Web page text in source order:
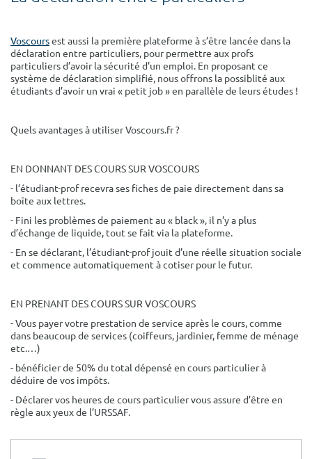
Voscoursest aussi la première plateforme à s’être lancée dans la
déclaration entre particuliers, pour permettre aux profs
particuliers d’avoir la sécurité d’un emploi. En proposant ce
système de déclaration simplifié, nous offrons la possiblité aux
étudiants d’avoir un vrai « petit job » en parallèle de leurs études !
Quels avantages à utiliser Voscours.fr ?
EN DONNANT DES COURS SUR VOSCOURS
- l’étudiant-prof recevra ses fiches de paie directement dans sa
boîte aux lettres.
- Fini les problèmes de paiement au « black », il n’y a plus
d’échange de liquide, tout se fait via la plateforme.
- En se déclarant, l’étudiant-prof jouit d’une réelle situation sociale
et commence automatiquement à cotiser pour le futur.
EN PRENANT DES COURS SUR VOSCOURS
- Vous payer votre prestation de service après le cours, comme
dans beaucoup de services (coiffeurs, jardinier, femme de ménage
etc.…)
- bénéficier de 50% du total dépensé en cours particulier à
déduire de vos impôts.
- Déclarer vos heures de cours particulier vous assure d’être en
règle aux yeux de l’URSSAF.